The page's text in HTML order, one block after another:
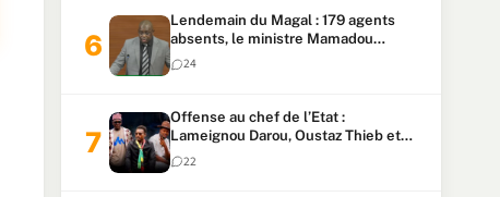
Lendemain du Magal : 179 agents
absents, le ministre Mamadou
Lamine Dianté exige des explications
24
Offense au chef de l’Etat :
Lameignou Darou, Oustaz Thieb et
Ndiaye Touba lourdement
condamnés
22